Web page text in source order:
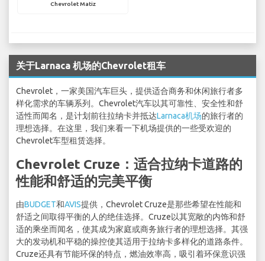
Chevrolet Matiz
关于Larnaca 机场的Chevrolet租车
Chevrolet，一家美国汽车巨头，提供适合商务和休闲旅行者多
样化需求的车辆系列。Chevrolet汽车以其可靠性、安全性和舒
适性而闻名，是计划前往拉纳卡并抵达Larnaca机场的旅行者的
理想选择。在这里，我们来看一下机场提供的一些受欢迎的
Chevrolet车型租赁选择。
Chevrolet Cruze：适合拉纳卡道路的
性能和舒适的完美平衡
由BUDGET和AVIS提供，Chevrolet Cruze是那些希望在性能和
舒适之间取得平衡的人的绝佳选择。Cruze以其宽敞的内饰和舒
适的乘坐而闻名，使其成为家庭或商务旅行者的理想选择。其强
大的发动机和平稳的操控使其适用于拉纳卡多样化的道路条件。
Cruze还具有节能环保的特点，燃油效率高，吸引着环保意识强